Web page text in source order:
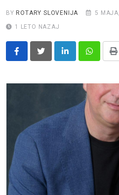
BY ROTARY SLOVENIJA 5
1 LETO NAZAJ
LinkedInWhatsapp